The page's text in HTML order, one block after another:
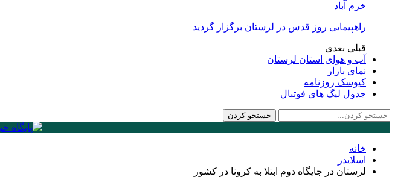
خرم آباد
راهپیمایی روز قدس در لرستان برگزار گردید
قبلی بعدی
آب و هوای استان لرستان
نمای بازار
کیوسک روزنامه
جدول لیگ های فوتبال
خانه
اسلایدر
لرستان در جایگاه دوم ابتلا به کرونا در کشور